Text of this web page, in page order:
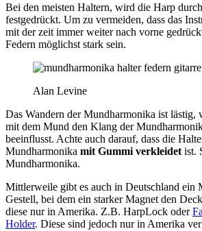
Bei den meisten Haltern, wird die Harp
festgedrückt. Um zu vermeiden, dass das
mit der zeit immer weiter nach vorne
Federn möglichst stark sein.
Alan Levine
Das Wandern der Mundharmonika ist lästig,
mit dem Mund den Klang der
beeinflusst. Achte auch darauf, dass die
Mundharmonika mit Gummi verkleidet ist.
Mundharmonika.
Mittlerweile gibt es auch in Deutschland ein
Gestell, bei dem ein starker Magnet den
diese nur in Amerika. Z.B. HarpLock oder
Holder. Diese sind jedoch nur in Amerika